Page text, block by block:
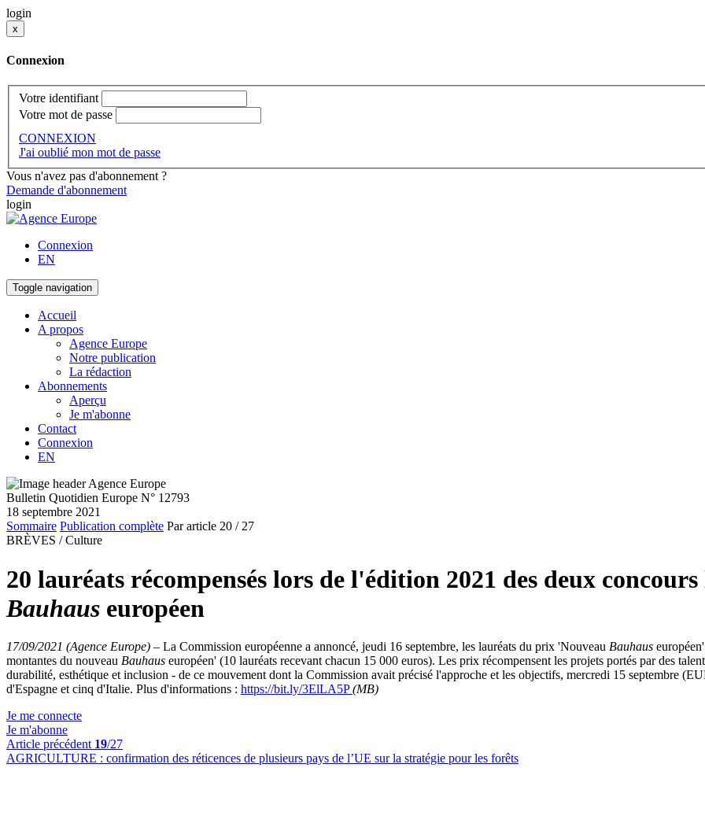
login
x
Connexion
Votre identifiant
Votre mot de passe
CONNEXION
J'ai oublié mon mot de passe
Vous n'avez pas d'abonnement ?
Demande d'abonnement
login
Connexion
EN
Toggle navigation
Accueil
A propos
Agence Europe
Notre publication
La rédaction
Abonnements
Aperçu
Je m'abonne
Contact
Connexion
EN
Bulletin Quotidien Europe N° 12793
18 septembre 2021
Sommaire Publication complète Par article 20 / 27
BRÈVES / Culture
20 lauréats récompensés lors de l'édition 2021 des deux
Bauhaus européen
17/09/2021 (Agence Europe) – La Commission européenne a annoncé, jeudi 16 septembre, les lauréats du prix 'Nouveau Bauhaus
montantes du nouveau Bauhaus européen' (10 lauréats recevant chacun 15 000 euros). Les prix récompensent les projets portés par des
durabilité, esthétique et inclusion - de ce mouvement dont la Commission avait précisé l'approche et les objectifs, mercredi 15 septembre
d'Espagne et cinq d'Italie. Plus d'informations : https://bit.ly/3ElLA5P(MB)
Je me connecte
Je m'abonne
Article précédent 19/27
AGRICULTURE : confirmation des réticences de plusieurs pays de l’UE sur la stratégie pour les forêts